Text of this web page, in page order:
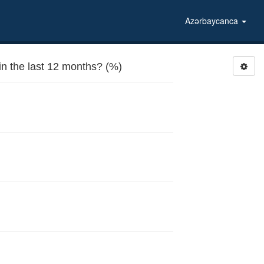
Azərbaycanca
the last 12 months? (%)